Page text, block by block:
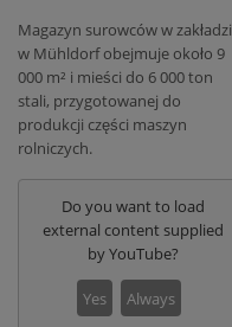
Magazyn surowców w
w Mühldorf obejmuje około 9
000 m² i mieści do 6 000 ton
stali, przygotowanej do
produkcji części maszyn
rolniczych.
Do you want to load
external content supplied
byYouTube?
Yes Always